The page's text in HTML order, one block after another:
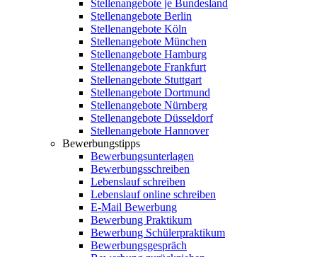
Stellenangebote je Bundesland
Stellenangebote Berlin
Stellenangebote Köln
Stellenangebote München
Stellenangebote Hamburg
Stellenangebote Frankfurt
Stellenangebote Stuttgart
Stellenangebote Dortmund
Stellenangebote Nürnberg
Stellenangebote Düsseldorf
Stellenangebote Hannover
Bewerbungstipps
Bewerbungsunterlagen
Bewerbungsschreiben
Lebenslauf schreiben
Lebenslauf online schreiben
E-Mail Bewerbung
Bewerbung Praktikum
Bewerbung Schülerpraktikum
Bewerbungsgespräch